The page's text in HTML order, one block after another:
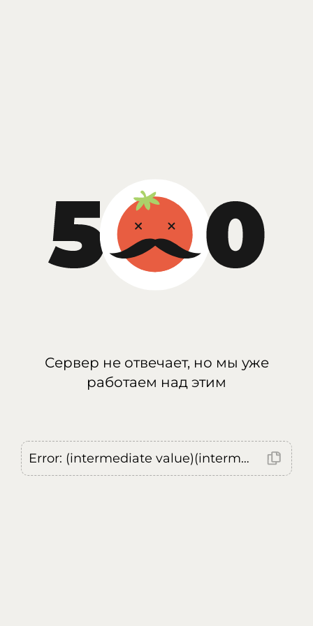
Сервер не отвечает, но мы уже
работаем над этим
Error: (intermediate value)(intermediate value)(intermediate value).replaceAll is not a function